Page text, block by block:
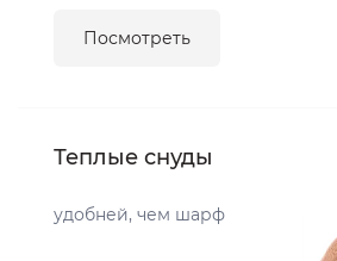
Посмотреть
Теплые снуды
удобней, чем шарф